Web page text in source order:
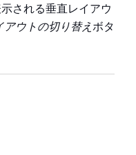
される垂直レイアウ
アウトの切り替えボタ